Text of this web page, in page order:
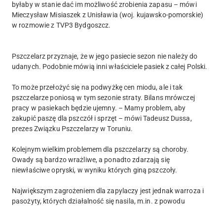
byłaby w stanie dać im możliwość zrobienia zapasu – mówi
Mieczysław Misiaszek z Unisławia (woj. kujawsko-pomorskie)
w rozmowie z TVP3 Bydgoszcz.
Pszczelarz przyznaje, że w jego pasiecie sezon nie należy do
udanych. Podobnie mówią inni właściciele pasiek z całej Polski.
To może przełożyć się na podwyżkę cen miodu, ale i tak
pszczelarze poniosą w tym sezonie straty. Bilans mrówczej
pracy w pasiekach będzie ujemny. – Mamy problem, aby
zakupić paszę dla pszczół i sprzęt – mówi Tadeusz Dussa,
prezes Związku Pszczelarzy w Toruniu.
Kolejnym wielkim problemem dla pszczelarzy są choroby.
Owady są bardzo wrażliwe, a ponadto zdarzają się
niewłaściwe opryski, w wyniku których giną pszczoły.
Największym zagrożeniem dla zapylaczy jest jednak warroza i
pasożyty, których działalność się nasila, m.in. z powodu